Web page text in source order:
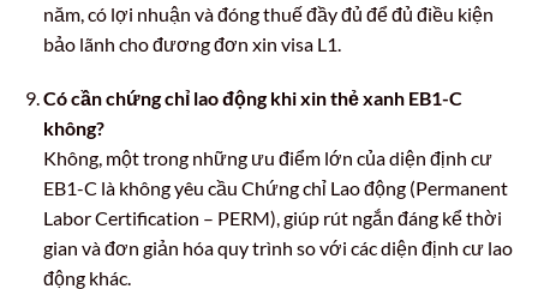
năm, có lợi nhuận và đóng thuế đầy đủ để đủ điều kiện
bảo lãnh cho đương đơn xin visa L1.
Có cần chứng chỉ lao động khi xin thẻ xanh EB1-C
không?
Không, một trong những ưu điểm lớn của diện định cư
EB1-C là không yêu cầu Chứng chỉ Lao động (Permanent
Labor Certification – PERM), giúp rút ngắn đáng kể thời
gian và đơn giản hóa quy trình so với các diện định cư lao
động khác.